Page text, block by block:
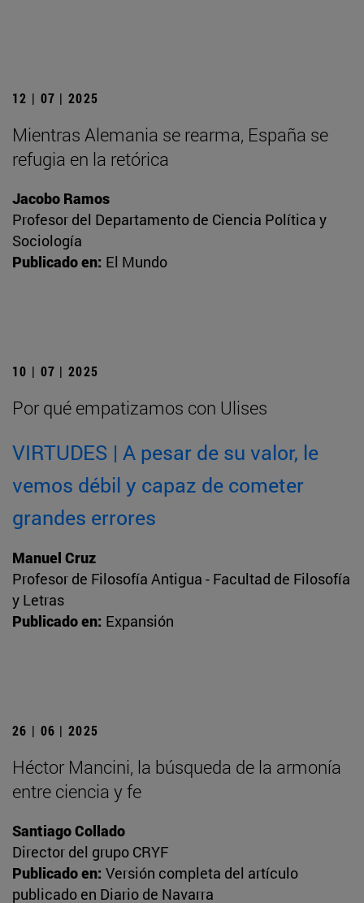
12 | 07 | 2025
Mientras Alemania se rearma, España se
refugia en la retórica
Jacobo Ramos
Profesor del Departamento de Ciencia Política y
Sociología
Publicado en: El Mundo
10 | 07 | 2025
Por qué empatizamos con Ulises
VIRTUDES | A pesar de su valor, le
vemos débil y capaz de cometer
grandes errores
Manuel Cruz
Profesor de Filosofía Antigua - Facultad de Filosofía
y Letras
Publicado en: Expansión
26 | 06 | 2025
Héctor Mancini, la búsqueda de la armonía
entre ciencia y fe
Santiago Collado
Director del grupo CRYF
Publicado en: Versión completa del artículo
publicado en Diario de Navarra